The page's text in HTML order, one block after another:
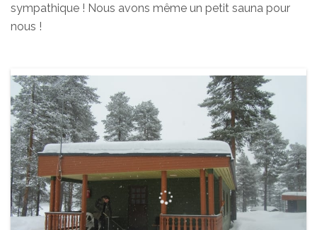
sympathique ! Nous avons même un petit sauna pour
nous !